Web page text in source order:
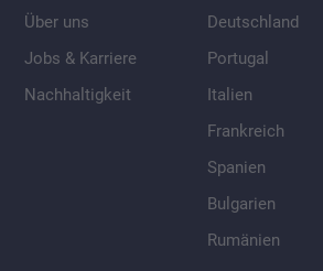
Über uns
Jobs & Karriere
Nachhaltigkeit
Deutschland
Portugal
Italien
Frankreich
Spanien
Bulgarien
Rumänien